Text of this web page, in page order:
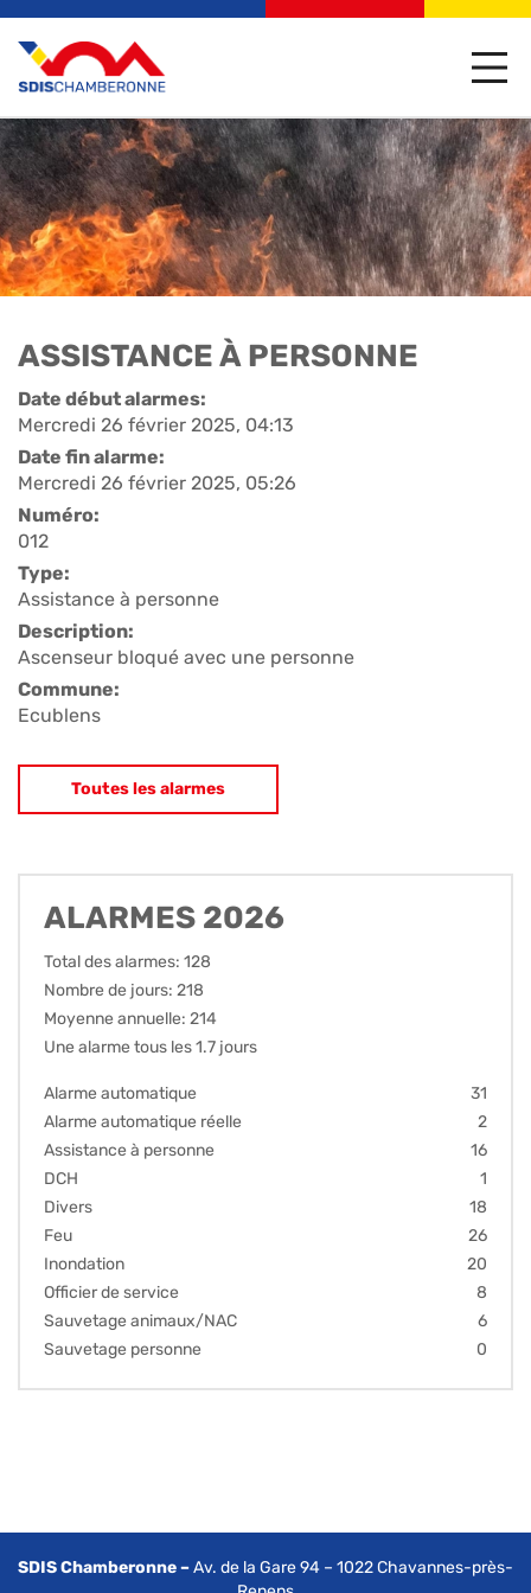
ASSISTANCE À PERSONNE
Date début alarmes:
Mercredi 26 février 2025, 04:13
Date fin alarme:
Mercredi 26 février 2025, 05:26
Numéro:
012
Type:
Assistance à personne
Description:
Ascenseur bloqué avec une personne
Commune:
Ecublens
Toutes les alarmes
ALARMES 2026
Total des alarmes: 128
Nombre de jours: 218
Moyenne annuelle: 214
Une alarme tous les 1.7 jours
Alarme automatique
31
Alarme automatique réelle
2
Assistance à personne
16
DCH
1
Divers
18
Feu
26
Inondation
20
Officier de service
8
Sauvetage animaux/NAC
6
Sauvetage personne
0
SDIS Chamberonne –Av. de la Gare 94 – 1022 Chavannes-près-